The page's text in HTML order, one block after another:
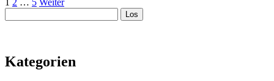
Seitennummerierung
der
1 2 … 5 Weiter
Kategorien